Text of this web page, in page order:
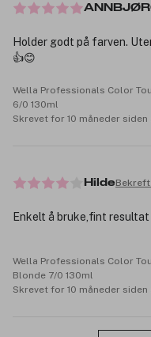
Holder godt på farven.
👍😊
Wella Professionals Color
6/0 130ml
Skrevet for 10 måneder siden
Hilde
Enkelt å bruke,fint resultat
Wella Professionals Color
Blonde 7/0 130ml
Skrevet for 10 måneder siden